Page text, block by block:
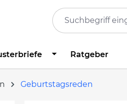
Ratgeber
Geburtstagsreden